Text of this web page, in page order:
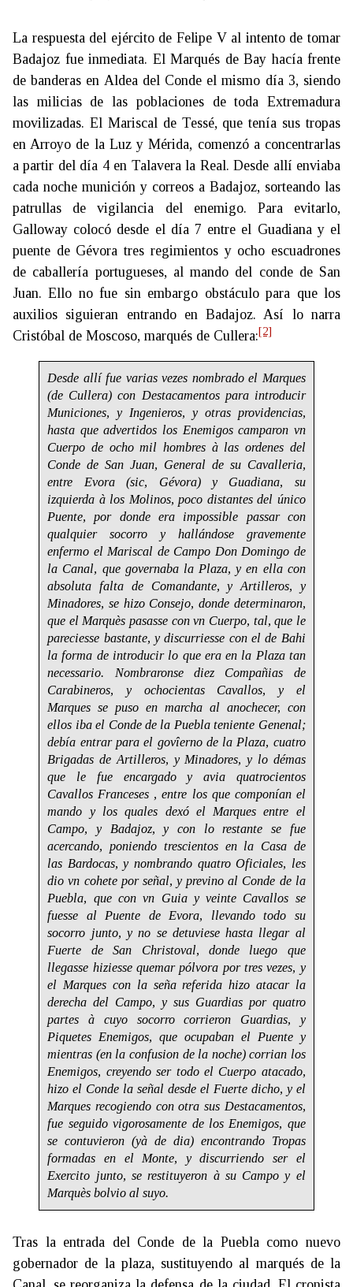
La respuesta del ejército de Felipe V al intento de tomar
Badajoz fue inmediata. El Marqués de Bay hacía frente
de banderas en Aldea del Conde el mismo día 3, siendo
las milicias de las poblaciones de toda Extremadura
movilizadas. El Mariscal de Tessé, que tenía sus tropas
en Arroyo de la Luz y Mérida, comenzó a concentrarlas
a partir del día 4 en Talavera la Real. Desde allí enviaba
cada noche munición y correos a Badajoz, sorteando las
patrullas de vigilancia del enemigo. Para evitarlo,
Galloway colocó desde el día 7 entre el Guadiana y el
puente de Gévora tres regimientos y ocho escuadrones
de caballería portugueses, al mando del conde de San
Juan. Ello no fue sin embargo obstáculo para que los
auxilios siguieran entrando en Badajoz. Así lo narra
Cristóbal de Moscoso, marqués de Cullera:[2]
Desde allí fue varias vezes nombrado el Marques
(de Cullera) con Destacamentos para introducir
Municiones, y Ingenieros, y otras providencias,
hasta que advertidos los Enemigos camparon vn
Cuerpo de ocho mil hombres à las ordenes del
Conde de San Juan, General de su Cavalleria,
entre Evora (sic, Gévora) y Guadiana, su
izquierda à los Molinos, poco distantes del único
Puente, por donde era impossible passar con
qualquier socorro y hallándose gravemente
enfermo el Mariscal de Campo Don Domingo de
la Canal, que governaba la Plaza, y en ella con
absoluta falta de Comandante, y Artilleros, y
Minadores, se hizo Consejo, donde determinaron,
que el Marquès pasasse con vn Cuerpo, tal, que le
pareciesse bastante, y discurriesse con el de Bahi
la forma de introducir lo que era en la Plaza tan
necessario. Nombraronse diez Compañias de
Carabineros, y ochocientas Cavallos, y el
Marques se puso en marcha al anochecer, con
ellos iba el Conde de la Puebla teniente Genenal;
debía entrar para el govîerno de la Plaza, cuatro
Brigadas de Artilleros, y Minadores, y lo démas
que le fue encargado y avia quatrocientos
Cavallos Franceses , entre los que componían el
mando y los quales dexó el Marques entre el
Campo, y Badajoz, y con lo restante se fue
acercando, poniendo trescientos en la Casa de
las Bardocas, y nombrando quatro Oficiales, les
dio vn cohete por señal, y previno al Conde de la
Puebla, que соn vn Guia y veinte Cavallos se
fuesse al Puente de Evora, llevando todo su
socorro junto, y no se detuviese hasta llegar al
Fuerte de San Christoval, donde luego que
llegasse hiziesse quemar pólvora por tres vezes, y
el Marques con la seña referida hizo atacar la
derecha del Campo, y sus Guardias por quatro
partes à cuyo socorro corrieron Guardias, y
Piquetes Enemigos, que ocupaban el Puente y
mientras (en la confusion de la noche) corrian los
Enemigos, creyendo ser todo el Cuerpo atacado,
hizo el Conde la señal desde el Fuerte dicho, y el
Marques recogiendo con otra sus Destacamentos,
fue seguido vigorosamente de los Enemigos, que
se contuvieron (yà de dia) encontrando Tropas
formadas en el Monte, y discurriendo ser el
Exercito junto, se restituyeron à su Campo y el
Marquès bolvio al suyo.
Tras la entrada del Conde de la Puebla como nuevo
gobernador de la plaza, sustituyendo al marqués de la